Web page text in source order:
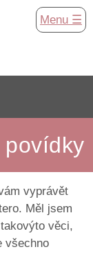
Menu ☰
vyprávět
Měl jsem
věci,
všechno